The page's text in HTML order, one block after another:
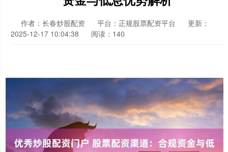
作者：长春炒股配资 平台：正规股票配资平台
更新：
2025-12-17 10:04:38
阅读：140